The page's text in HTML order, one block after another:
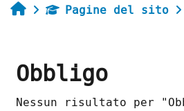
HomePagine del sito
Obbligo
Nessun risultato per